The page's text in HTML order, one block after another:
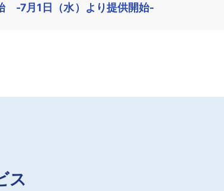
-7月1日（水）より提供開始-
ス